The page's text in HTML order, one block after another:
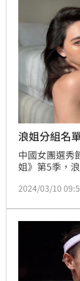
浪姐分組名
中國女團選秀
姐》第5季，
製。如今網上
戰泰語歌，讓
2024/03/10